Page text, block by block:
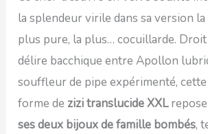
la splendeur virile dans sa version
plus pure, la plus… cocuillarde. Droit
délire bacchique entre Apollon
souffleur de pipe expérimenté, cette
forme de zizi translucide XXL
ses deux bijoux de famille bombés,